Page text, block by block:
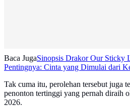
Baca JugaSinopsis Drakor Our Sticky
Pentingnya: Cinta yang Dimulai dari
Tak cuma itu, perolehan tersebut juga
penonton tertinggi yang pernah diraih
2026.